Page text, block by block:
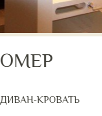
КРОВАТЬ